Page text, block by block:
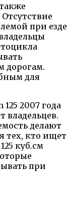
при езде
дорогам.
для
2007 года
владельцев.
делают
тех, кто ищет
куб.см
при